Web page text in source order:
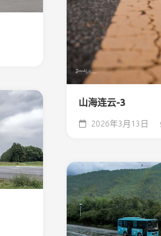
山海连云-3
2026年3月13日